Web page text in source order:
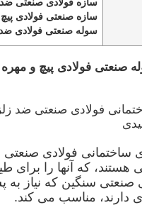
سازه صنعتی فولادی
سوله صنعتی فولادی ضد
صنعتی فولادی پیچ و
فولادی صنعتی ضد
ساختمانی فولادی
هستند، که آنها را
صنعتی سنگین که نیاز به
دارند، مناسب می کند.